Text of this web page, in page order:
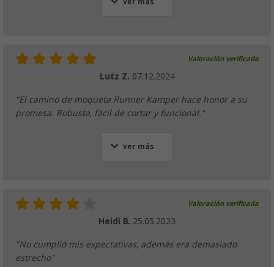
ver más
Valoración verificada
Lutz Z. 07.12.2024
"El camino de moqueta Runner Kamper hace honor a su
promesa. Robusta, fácil de cortar y funcional."
ver más
Valoración verificada
Heidi B. 25.05.2023
"No cumplió mis expectativas, además era demasiado
estrecho"